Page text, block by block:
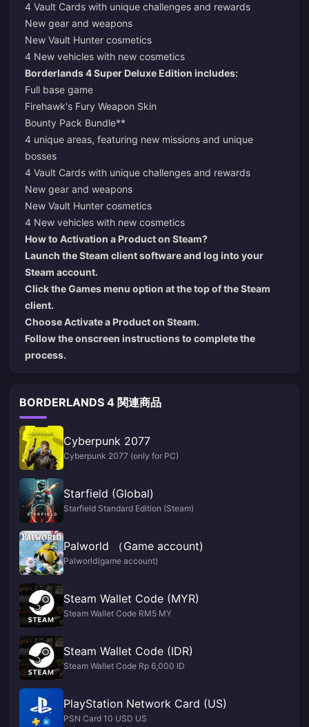
4 Vault Cards with unique challenges and rewards
New gear and weapons
New Vault Hunter cosmetics
4 New vehicles with new cosmetics
Borderlands 4 Super Deluxe Edition includes:
Full base game
Firehawk's Fury Weapon Skin
Bounty Pack Bundle**
4 unique areas, featuring new missions and unique
bosses
4 Vault Cards with unique challenges and rewards
New gear and weapons
New Vault Hunter cosmetics
4 New vehicles with new cosmetics
How to Activation a Product on Steam?
Launch the Steam client software and log into your
Steam account.
Click the Games menu option at the top of the Steam
client.
Choose Activate a Product on Steam.
Follow the onscreen instructions to complete the
process.
BORDERLANDS 4 関連商品
Cyberpunk 2077
Cyberpunk 2077 (only for PC)
Starfield (Global)
Starfield Standard Edition (Steam)
Palworld （Game account)
Palworld(game account)
Steam Wallet Code (MYR)
Steam Wallet Code RM5 MY
Steam Wallet Code (IDR)
Steam Wallet Code Rp 6,000 ID
PlayStation Network Card (US)
PSN Card 10 USD US